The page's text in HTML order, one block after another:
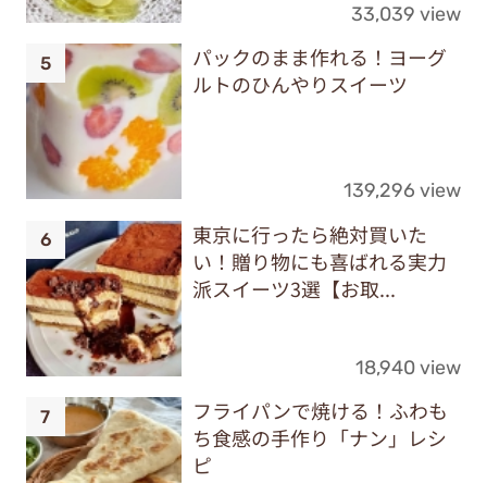
33,039 view
パックのまま作れる！ヨーグ
ルトのひんやりスイーツ
139,296 view
東京に行ったら絶対買いた
い！贈り物にも喜ばれる実力
派スイーツ3選【お取...
18,940 view
フライパンで焼ける！ふわも
ち食感の手作り「ナン」レシ
ピ